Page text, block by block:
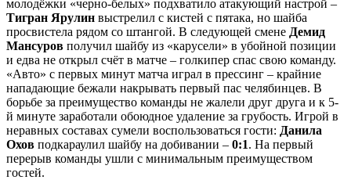
молодёжки «черно-белых» подхватило атакующий настрой –
Тигран Ярулин выстрелил с кистей с пятака, но шайба
просвистела рядом со штангой. В следующей смене Демид
Мансуров получил шайбу из «карусели» в убойной позиции
и едва не открыл счёт в матче – голкипер спас свою команду.
«Авто» с первых минут матча играл в прессинг – крайние
нападающие бежали накрывать первый пас челябинцев. В
борьбе за преимущество команды не жалели друг друга и к 5-
й минуте заработали обоюдное удаление за грубость. Игрой в
неравных составах сумели воспользоваться гости: Данила
Охов подкараулил шайбу на добивании – 0:1. На первый
перерыв команды ушли с минимальным преимуществом
гостей.